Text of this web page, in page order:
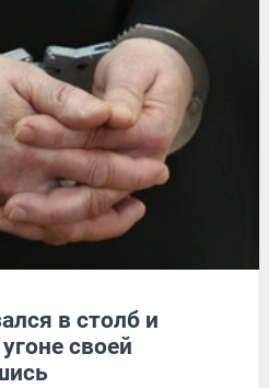
в столб и
своей